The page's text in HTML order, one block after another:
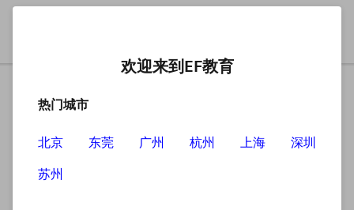
欢迎来到EF教育
热门城市
北京 东莞 广州 杭州 上海
深圳
苏州